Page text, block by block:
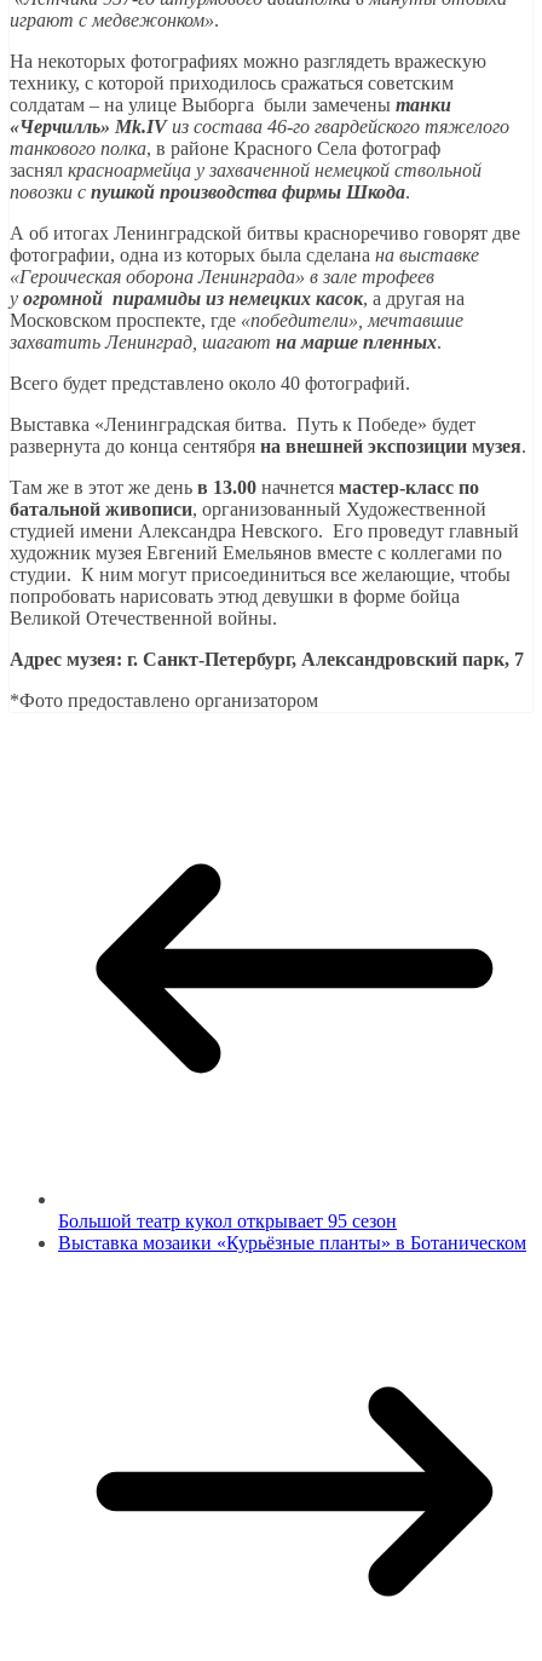
играют с медвежонком».
На некоторых фотографиях можно разглядеть вражескую
технику, с которой приходилось сражаться советским
солдатам – на улице Выборга были замечены танки
«Черчилль» Mk.IVиз состава 46-го гвардейского тяжелого
танкового полка, в районе Красного Села фотограф
заснял красноармейца у захваченной немецкой ствольной
повозки с пушкой производства фирмы Шкода.
А об итогах Ленинградской битвы красноречиво говорят две
фотографии, одна из которых была сделана на выставке
«Героическая оборона Ленинграда» в зале трофеев
у огромной пирамиды из немецких касок, а другая на
Московском проспекте, где «победители», мечтавшие
захватить Ленинград, шагают на марше пленных.
Всего будет представлено около 40 фотографий.
Выставка «Ленинградская битва. Путь к Победе» будет
развернута до конца сентября на внешней экспозиции музея.
Там же в этот же день в 13.00 начнется мастер-класс по
батальной живописи, организованный Художественной
студией имени Александра Невского. Его проведут главный
художник музея Евгений Емельянов вместе с коллегами по
студии. К ним могут присоединиться все желающие, чтобы
попробовать нарисовать этюд девушки в форме бойца
Великой Отечественной войны.
Адрес музея: г. Санкт-Петербург, Александровский парк, 7
*Фото предоставлено организатором
Большой театр кукол открывает 95 сезон
Выставка мозаики «Курьёзные планты» в Ботаническом